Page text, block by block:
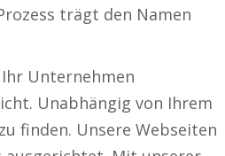
trägt den Namen
Unternehmen
Unabhängig von Ihrem
finden. Unsere Webseiten